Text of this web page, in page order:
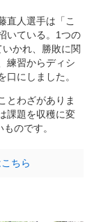
直人選手は「こ
いている。1つの
かれ、勝敗に関
練習からディシ
にしました。
とわざがありま
課題を収穫に変
のです。
ちら